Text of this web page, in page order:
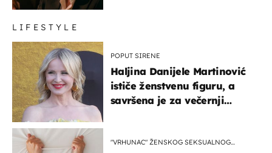
LIFESTYLE
POPUT SIRENE
Haljina Danijele Martinović
ističe ženstvenu figuru, a
savršena je za večernji
"VRHUNAC" ŽENSKOG SEKSUALNOG